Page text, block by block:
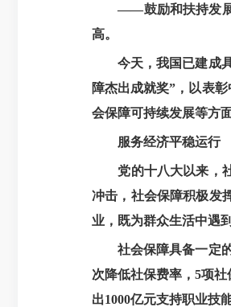
——鼓励和扶持发展
高。
今天，我国已建成
障杰出成就奖”，以表
会保障可持续发展等方
服务经济平稳运行
党的十八大以来，
冲击，社会保障积极发
业，既为群众生活中遇
社会保障具备一定
次降低社保费率，5项
出1000亿元支持职业技